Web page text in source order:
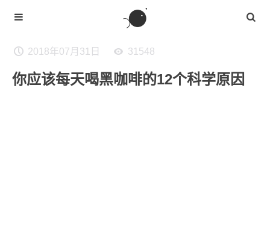
2018年07月31日 31548
你应该每天喝黑咖啡的12个科学原因